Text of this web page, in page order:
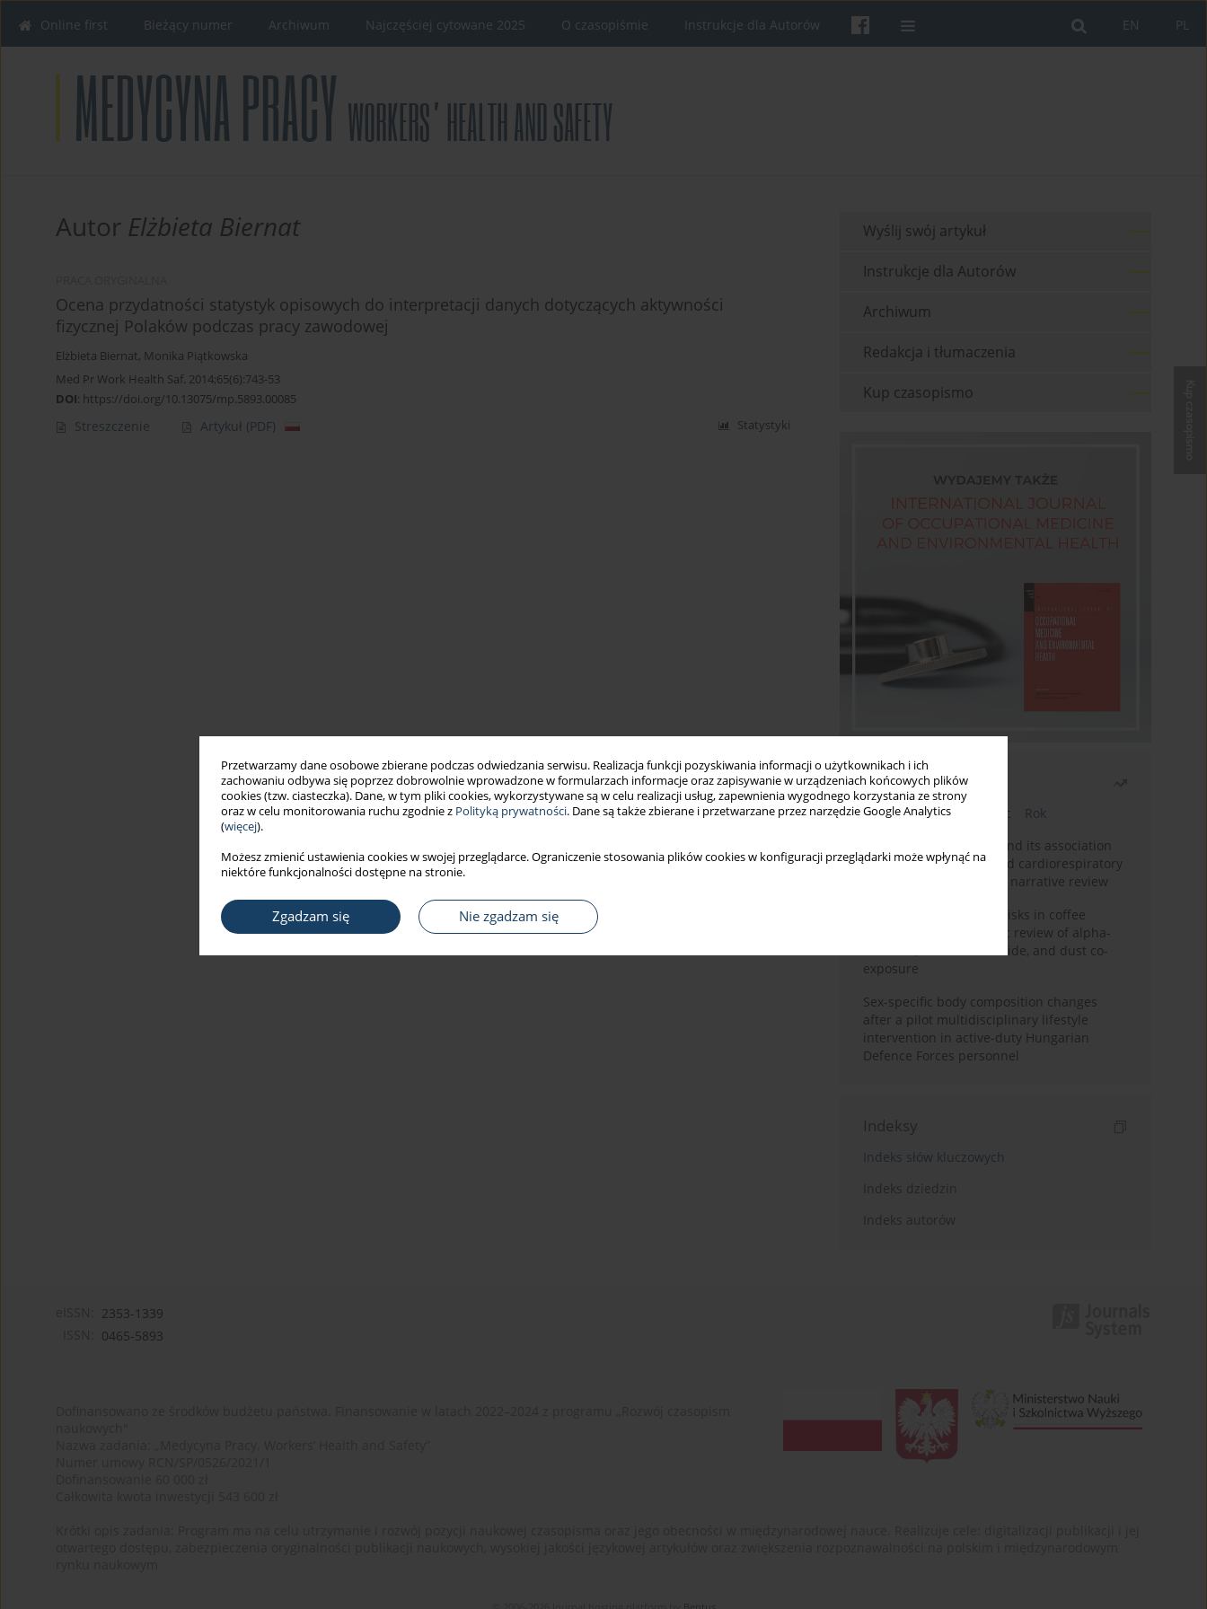
Przetwarzamy dane osobowe zbierane podczas odwiedzania serwisu. Realizacja funkcji pozyskiwania informacji o użytkownikach i ich
zachowaniu odbywa się poprzez dobrowolnie wprowadzone w formularzach informacje oraz zapisywanie w urządzeniach końcowych plików
cookies (tzw. ciasteczka). Dane, w tym pliki cookies, wykorzystywane są w celu realizacji usług, zapewnienia wygodnego korzystania ze strony
oraz w celu monitorowania ruchu zgodnie z Polityką prywatności. Dane są także zbierane i przetwarzane przez narzędzie Google Analytics
(więcej).
Możesz zmienić ustawienia cookies w swojej przeglądarce. Ograniczenie stosowania plików cookies w konfiguracji przeglądarki może wpłynąć na
niektóre funkcjonalności dostępne na stronie.
Zgadzam się Nie zgadzam się
PL
EN
Online first Bieżący numer Archiwum Najczęściej cytowane 2025 O czasopiśmie Instrukcje dla Autorów
Autor Elżbieta Biernat
Ocena przydatności statystyk opisowych do interpretacji danych dotyczących aktywności
fizycznej Polaków podczas pracy zawodowej
Elżbieta Biernat, Monika Piątkowska
Med Pr Work Health Saf. 2014;65(6):743-53
DOI: https://doi.org/10.13075/mp.5893.00085
Streszczenie Artykuł (PDF) Statystyki
Wyślij swój artykuł
Instrukcje dla Autorów
Archiwum
Redakcja i tłumaczenia
Kup czasopismo
Najczęściej czytane
Bieżący numer Miesiąc
Rok
Occupational burnout and its association
with physical activity and cardiorespiratory
fitness among nurses: a narrative review
Synergistic respiratory risks in coffee
processing: a systematic review of alpha-
diketone, carbon monoxide, and dust co-
exposure
Sex-specific body composition changes
after a pilot multidisciplinary lifestyle
intervention in active-duty Hungarian
Defence Forces personnel
Indeksy
Indeks słów kluczowych
Indeks dziedzin
Indeks autorów
2353-1339
0465-5893